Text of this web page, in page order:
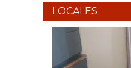
LOCALES